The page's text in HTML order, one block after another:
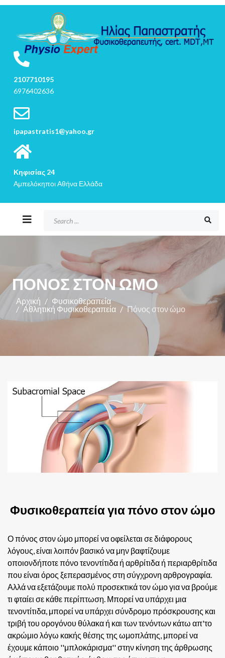
2107710195
6976402636
ipapastratis1@yahoo.gr
Κηφισίας 24
Αμπελόκηποι Αθήνα Ελλάδα
ΠΌΝΟΣ ΣΤΟΝ ΏΜΟ
Αρχική
Φυσικοθεραπεία
Αθλητική Φυσικοθεραπεία
Πόνος στον ώμο
Φυσικοθεραπεία για πόνο στον ώμο
Ο πόνος στον ώμο μπορεί να οφείλεται σε διάφορους
λόγους, είναι λοιπόν βασικό να μην βαφτίζουμε
οποιονδήποτε πόνο τενοντίτιδα ή αρθρίτιδα ή περιαρθρίτιδα
που είναι όρος ξεπερασμένος στη σύγχρονη αρθρογραφία.
Αλλά να εξετάζουμε πολύ προσεκτικά τον ώμο για να βρούμε
τι φταίει σε κάθε περίπτωση. Μπορεί να υπάρχει μια
τενοντίτιδα, μπορεί να υπάρχει σύνδρομο πρόσκρουσης και
τριβή του ορογόνου θύλακα ή και των τενόντων κάτω απ'το
ακρώμιο λόγω κακής θέσης της ωμοπλάτης, μπορεί να
έχουμε κάποιο ''μπλοκάρισμα'' στην κίνηση της άρθρωσης